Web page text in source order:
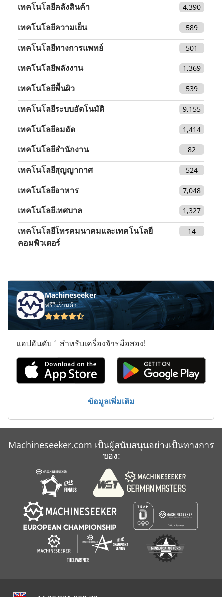
เทคโนโลยีคลังสินค้า 4,390
เทคโนโลยีความเย็น 589
เทคโนโลยีทางการแพทย์ 501
เทคโนโลยีพลังงาน 1,369
เทคโนโลยีพื้นผิว 539
เทคโนโลยีระบบอัตโนมัติ 9,155
เทคโนโลยีลมอัด 1,414
เทคโนโลยีสำนักงาน 82
เทคโนโลยีสุญญากาศ 524
เทคโนโลยีอาหาร 7,048
เทคโนโลยีเทศบาล 1,327
เทคโนโลยีโทรคมนาคมและเทคโนโลยี
คอมพิวเตอร์
14
Machineseeker
ฟรีในร้านค้า
แอปอันดับ 1 สำหรับเครื่องจักรมือสอง!
ข้อมูลเพิ่มเติม
Machineseeker.com เป็นผู้สนับสนุนอย่างเป็นทางการ
ของ: